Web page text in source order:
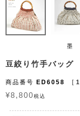
墨
豆絞り竹手バッグ
商品番号 ED6058 [
¥8,800税込